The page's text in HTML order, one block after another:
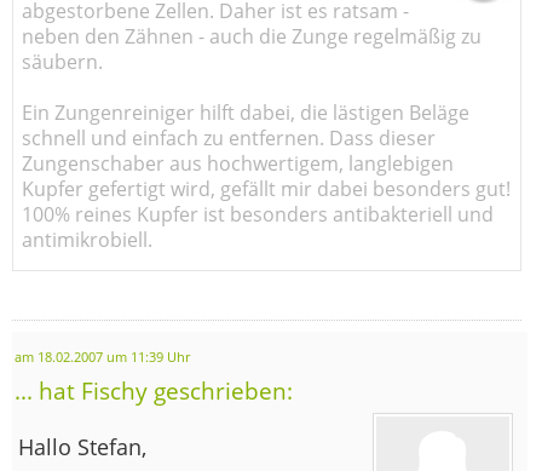
abgestorbene Zellen. Daher ist es ratsam -
neben den Zähnen - auch die Zunge regelmäßig zu
säubern.
Ein Zungenreiniger hilft dabei, die lästigen Beläge
schnell und einfach zu entfernen. Dass dieser
Zungenschaber aus hochwertigem, langlebigen
Kupfer gefertigt wird, gefällt mir dabei besonders gut!
100% reines Kupfer ist besonders antibakteriell und
antimikrobiell.
am 18.02.2007 um 11:39 Uhr
... hat Fischy geschrieben:
Hallo Stefan,